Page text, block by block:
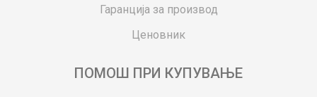
Гаранција за производ
Ценовник
ПОМОШ ПРИ КУПУВАЊЕ